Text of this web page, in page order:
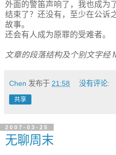
外面的警笛声响了，我也成为
结束了？还没有，至少在公诉
故事。
还会有人成为原罪的受难者。
文章的段落结构及个别文字经
Chen 发布于 21:58 没有评论:
共享
2007-03-25
无聊周末